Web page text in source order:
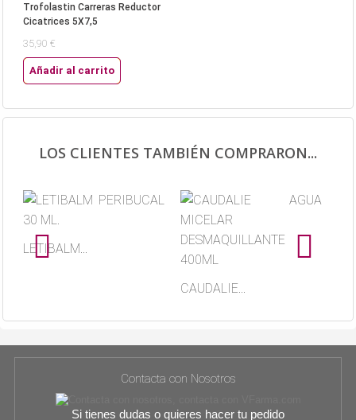
Trofolastin Carreras Reductor
Cicatrices 5X7,5
35,90 €
Añadir al carrito
LOS CLIENTES TAMBIÉN COMPRARON...
LETIBALM...
CAUDALIE...
Contacta con Nosotros
Si tienes dudas o quieres hacer tu pedido